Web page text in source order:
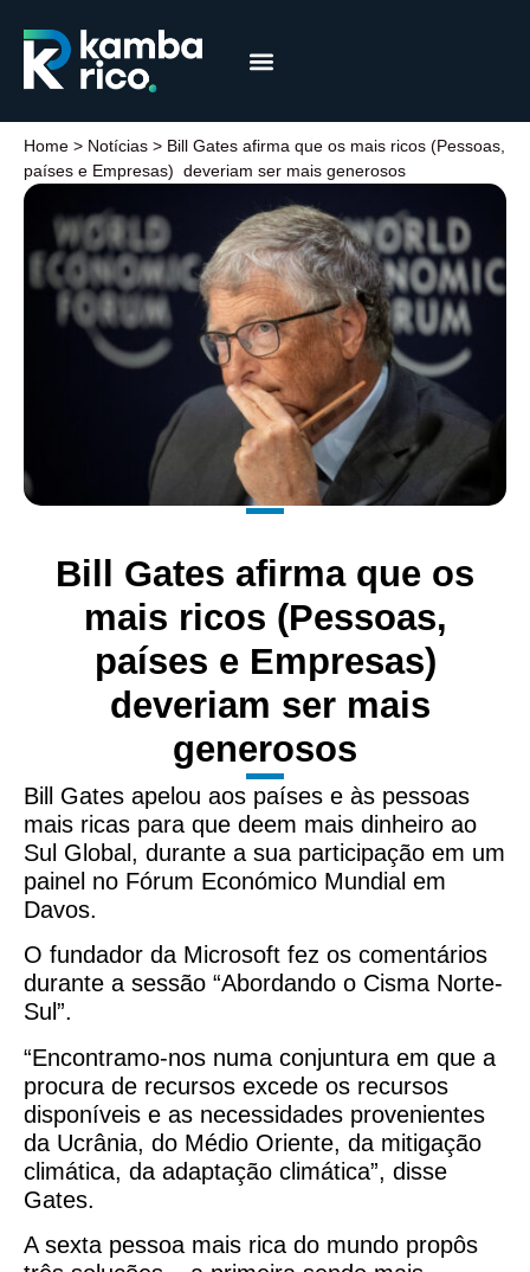
Home > Notícias > Bill Gates afirma que os mais ricos (Pessoas,
países e Empresas) deveriam ser mais generosos
Bill Gates afirma que os
mais ricos (Pessoas,
países e Empresas)
deveriam ser mais
generosos
Bill Gates apelou aos países e às pessoas
mais ricas para que deem mais dinheiro ao
Sul Global, durante a sua participação em um
painel no Fórum Económico Mundial em
Davos.
O fundador da Microsoft fez os comentários
durante a sessão “Abordando o Cisma Norte-
Sul”.
“Encontramo-nos numa conjuntura em que a
procura de recursos excede os recursos
disponíveis e as necessidades provenientes
da Ucrânia, do Médio Oriente, da mitigação
climática, da adaptação climática”, disse
Gates.
A sexta pessoa mais rica do mundo propôs